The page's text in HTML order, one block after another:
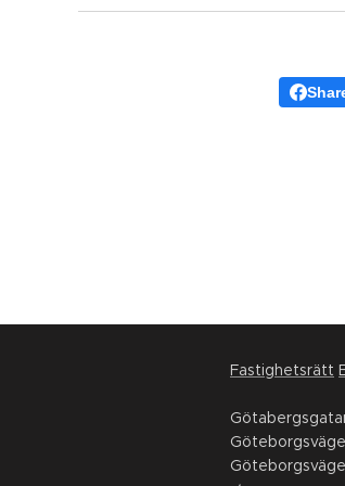
Fastighetsrätt